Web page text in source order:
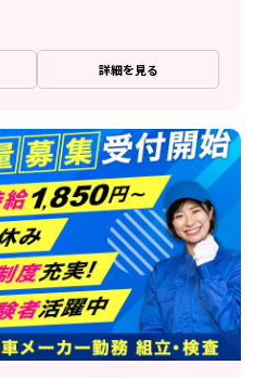
詳細を見る